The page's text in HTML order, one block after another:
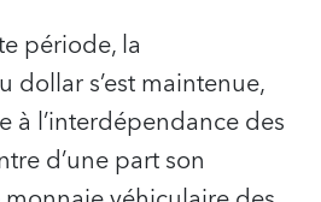
période, la
s’est maintenue,
à l’interdépendance des
d’une part son